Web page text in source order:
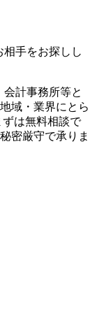
手をお探しし
計事務所等と
域・業界にとら
密厳守で承りま